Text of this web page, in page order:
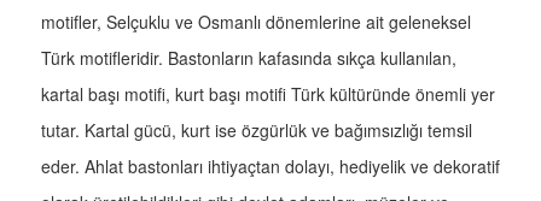
motifler, Selçuklu ve Osmanlı dönemlerine ait geleneksel
Türk motifleridir. Bastonların kafasında sıkça kullanılan,
kartal başı motifi, kurt başı motifi Türk kültüründe önemli yer
tutar. Kartal gücü, kurt ise özgürlük ve bağımsızlığı temsil
eder. Ahlat bastonları ihtiyaçtan dolayı, hediyelik ve dekoratif